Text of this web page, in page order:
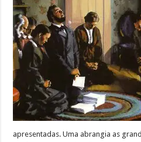
apresentadas. Uma abrangia as